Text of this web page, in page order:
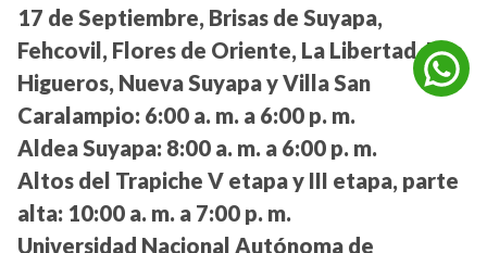
17 de Septiembre, Brisas de Suyapa,
Fehcovil, Flores de Oriente, La Libertad, Los
Higueros, Nueva Suyapa y Villa San
Caralampio: 6:00 a. m. a 6:00 p. m.
Aldea Suyapa: 8:00 a. m. a 6:00 p. m.
Altos del Trapiche V etapa y III etapa, parte
alta: 10:00 a. m. a 7:00 p. m.
Universidad Nacional Autónoma de